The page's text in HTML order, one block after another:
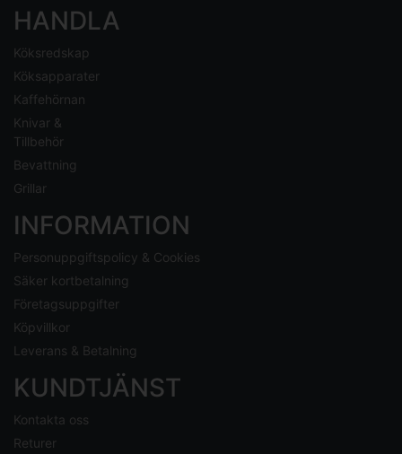
HANDLA
Köksredskap
Köksapparater
Kaffehörnan
Knivar &
Tillbehör
Bevattning
Grillar
INFORMATION
Personuppgiftspolicy & Cookies
Säker kortbetalning
Företagsuppgifter
Köpvillkor
Leverans & Betalning
KUNDTJÄNST
Kontakta oss
Returer